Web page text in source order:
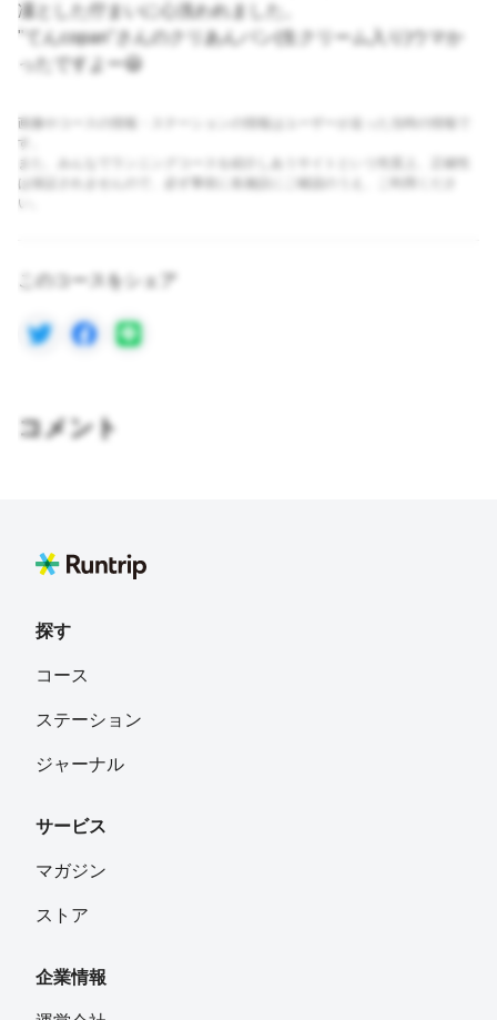
凜とした佇まいに心洗われました。
"てんcopan"さんのクリあんパン(生クリーム入り)ウマか
ったですよー😃
画像やコースの情報・ステーションの情報はユーザーが走った当時の情報で
す。
また、みんなでランニングコースを紹介しあうサイトという性質上、正確性
は保証されませんので、必ず事前に各施設にご確認のうえ、ご利用くださ
い。
このコースをシェア
コメント
探す
コース
ステーション
ジャーナル
サービス
マガジン
ストア
企業情報